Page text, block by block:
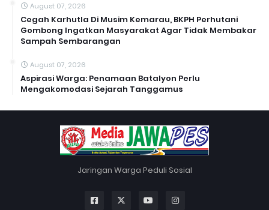
August 07, 2026
Cegah Karhutla Di Musim Kemarau, BKPH Perhutani
Gombong Ingatkan Masyarakat Agar Tidak Membakar
Sampah Sembarangan
August 07, 2026
Aspirasi Warga: Penamaan Batalyon Perlu
Mengakomodasi Sejarah Tanggamus
Jaringan Warga Peduli Sosial